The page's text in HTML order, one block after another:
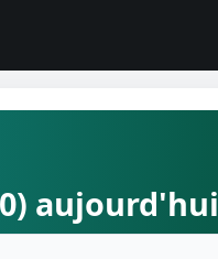
aujourd'hui